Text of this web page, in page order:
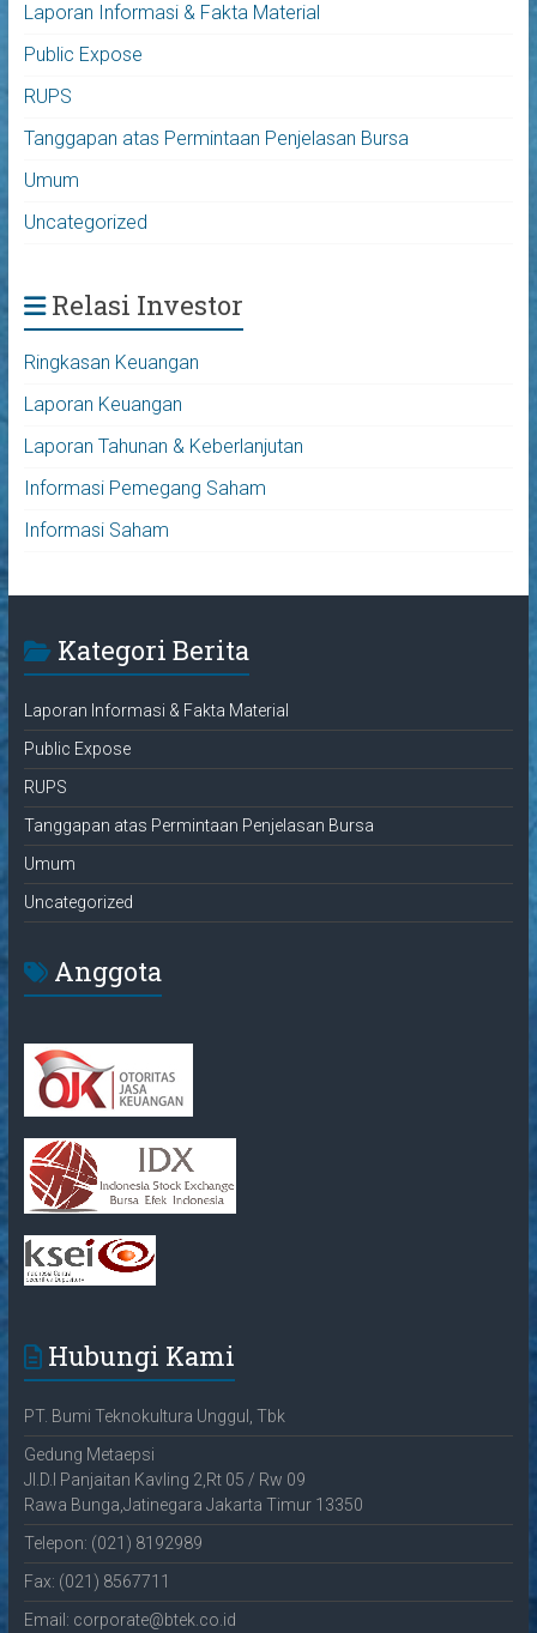
Laporan Informasi & Fakta Material
Public Expose
RUPS
Tanggapan atas Permintaan Penjelasan Bursa
Umum
Uncategorized
Relasi Investor
Ringkasan Keuangan
Laporan Keuangan
Laporan Tahunan & Keberlanjutan
Informasi Pemegang Saham
Informasi Saham
Kategori Berita
Laporan Informasi & Fakta Material
Public Expose
RUPS
Tanggapan atas Permintaan Penjelasan Bursa
Umum
Uncategorized
Anggota
Hubungi Kami
PT. Bumi Teknokultura Unggul, Tbk
Gedung Metaepsi
Jl.D.I Panjaitan Kavling 2,Rt 05 / Rw 09
Rawa Bunga,Jatinegara Jakarta Timur 13350
Telepon: (021) 8192989
Fax: (021) 8567711
Email: corporate@btek.co.id